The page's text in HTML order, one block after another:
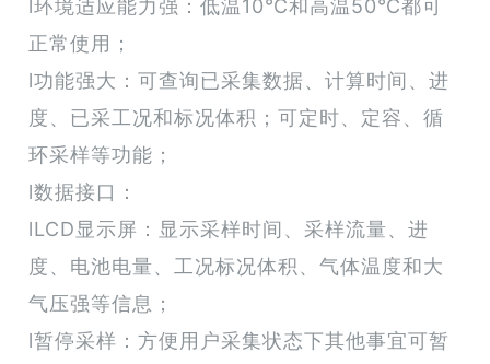
l环境适应能力强：低温10℃和高温50℃都可
正常使用；
l功能强大：可查询已采集数据、计算时间、进
度、已采工况和标况体积；可定时、定容、循
环采样等功能；
l数据接口：
lLCD显示屏：显示采样时间、采样流量、进
度、电池电量、工况标况体积、气体温度和大
气压强等信息；
l暂停采样：方便用户采集状态下其他事宜可暂